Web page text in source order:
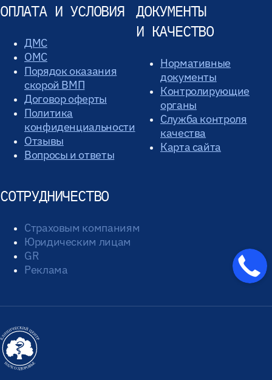
ОПЛАТА И УСЛОВИЯ
ДМС
ОМС
Порядок оказания
скорой ВМП
Договор оферты
Политика
конфиденциальности
Отзывы
Вопросы и ответы
ДОКУМЕНТЫ
И КАЧЕСТВО
Нормативные
документы
Контролирующие
органы
Служба контроля
качества
Карта сайта
СОТРУДНИЧЕСТВО
Страховым компаниям
Юридическим лицам
GR
Реклама